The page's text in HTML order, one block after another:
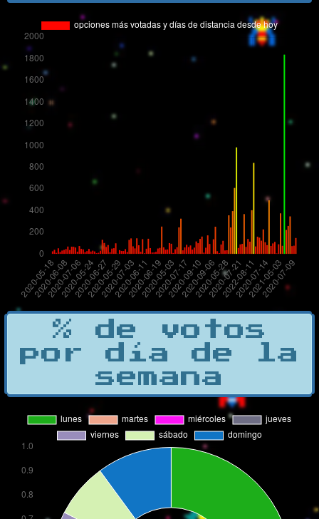
% de votos
por día de la
semana